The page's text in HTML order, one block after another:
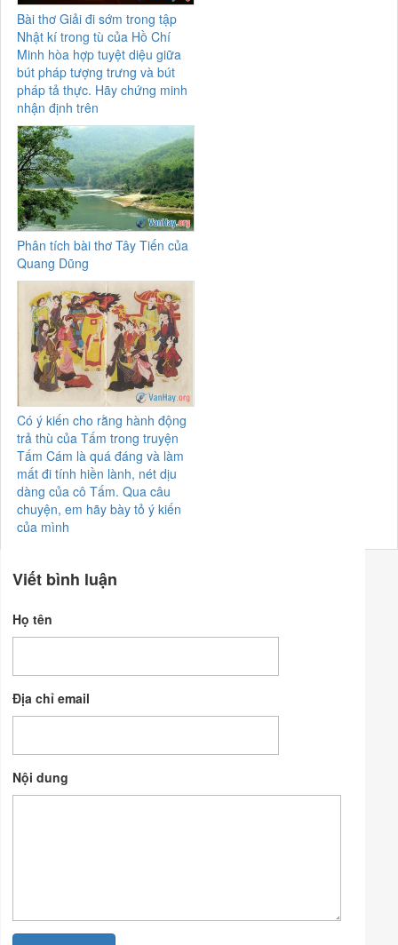
Bài thơ Giải đi sớm trong tập
Nhật kí trong tù của Hồ Chí
Minh hòa hợp tuyệt diệu giữa
bút pháp tượng trưng và bút
pháp tả thực. Hãy chứng minh
nhận định trên
Phân tích bài thơ Tây Tiến của
Quang Dũng
Có ý kiến cho rằng hành động
trả thù của Tấm trong truyện
Tấm Cám là quá đáng và làm
mất đi tính hiền lành, nét dịu
dàng của cô Tấm. Qua câu
chuyện, em hãy bày tỏ ý kiến
của mình
Viết bình luận
Họ tên
Địa chỉ email
Nội dung